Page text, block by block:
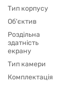
Тип корпусу
Об'єктив
Роздільна
здатність
екрану
Тип камери
Комплектація